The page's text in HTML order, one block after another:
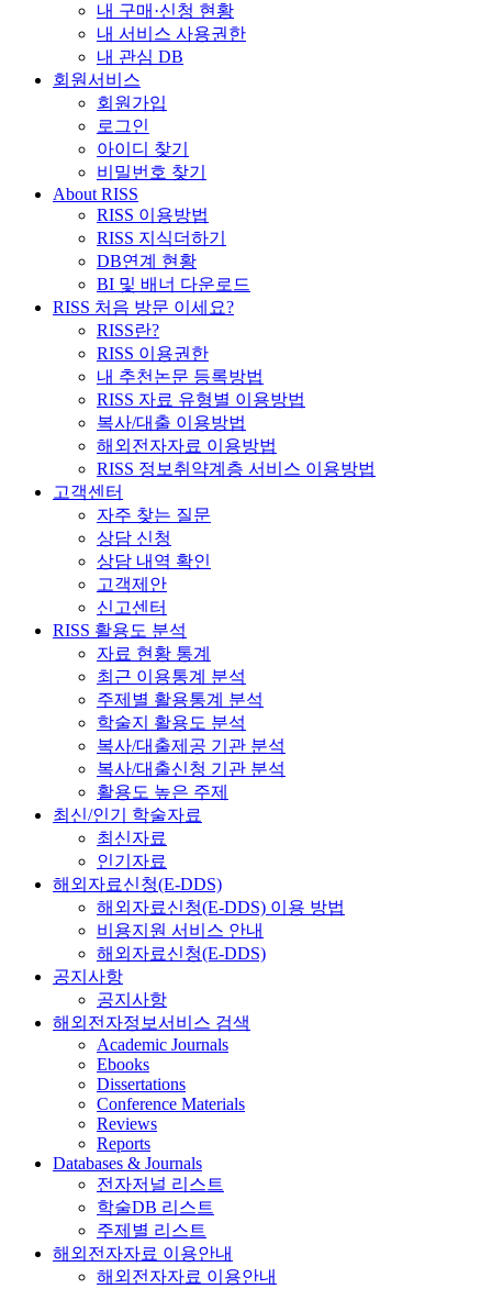
내 구매·신청 현황
내 서비스 사용권한
내 관심 DB
회원서비스
회원가입
로그인
아이디 찾기
비밀번호 찾기
About RISS
RISS 이용방법
RISS 지식더하기
DB연계 현황
BI 및 배너 다운로드
RISS 처음 방문 이세요?
RISS란?
RISS 이용권한
내 추천논문 등록방법
RISS 자료 유형별 이용방법
복사/대출 이용방법
해외전자자료 이용방법
RISS 정보취약계층 서비스 이용방법
고객센터
자주 찾는 질문
상담 신청
상담 내역 확인
고객제안
신고센터
RISS 활용도 분석
자료 현황 통계
최근 이용통계 분석
주제별 활용통계 분석
학술지 활용도 분석
복사/대출제공 기관 분석
복사/대출신청 기관 분석
활용도 높은 주제
최신/인기 학술자료
최신자료
인기자료
해외자료신청(E-DDS)
해외자료신청(E-DDS) 이용 방법
비용지원 서비스 안내
해외자료신청(E-DDS)
공지사항
공지사항
해외전자정보서비스 검색
Academic Journals
Ebooks
Dissertations
Conference Materials
Reviews
Reports
Databases & Journals
전자저널 리스트
학술DB 리스트
주제별 리스트
해외전자자료 이용안내
해외전자자료 이용안내